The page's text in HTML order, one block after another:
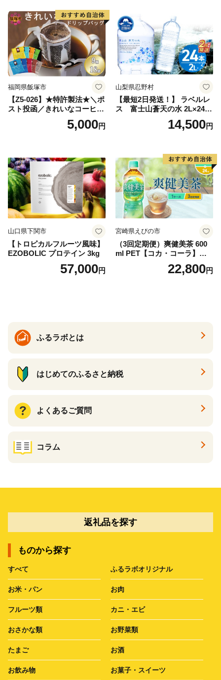
小分け お土産 お取り寄せ グ
ルメ 福岡 九州 福岡県 国産
日本 ふかむし茶 ふかむし 家
庭用 自宅用 ちゃ りょくちゃ
ふかむしちゃ 急須 甘み 川崎
町 送料無料
福岡県飯塚市
【Z5-026】★特許製法★＼ポ
スト投函／きれいなコーヒー
ドリップバッグ9種セット(18
袋)ゆうパケットでお届け！
5,000円
山梨県忍野村
【最短2日発送！】 ラベルレ
ス 富士山蒼天の水 2L×24本
（4ケース）※離島不可 天然
水 ミネラルウォーター 水 ペ
産 シリカ ミネラル 美容 備蓄
防災 長期保存 富士山 山梨県
忍野村
14,500円
山口県下関市
【トロピカルフルーツ風味】
EZOBOLIC プロテイン 3kg
57,000円
宮崎県えびの市
（3回定期便）爽健美茶 600
ml PET【コカ・コーラ】ペ
ットボトル 1ケース(24本) 定
期便 3回(72本) セット お茶
22,800円
ふるラボとは
はじめてのふるさと納税
よくあるご質問
コラム
返礼品を探す
ものから探す
すべて ふるラボオリジナル
お米・パン お肉
フルーツ類 カニ・エビ
おさかな類 お野菜類
たまご お酒
お飲み物 お菓子・スイーツ